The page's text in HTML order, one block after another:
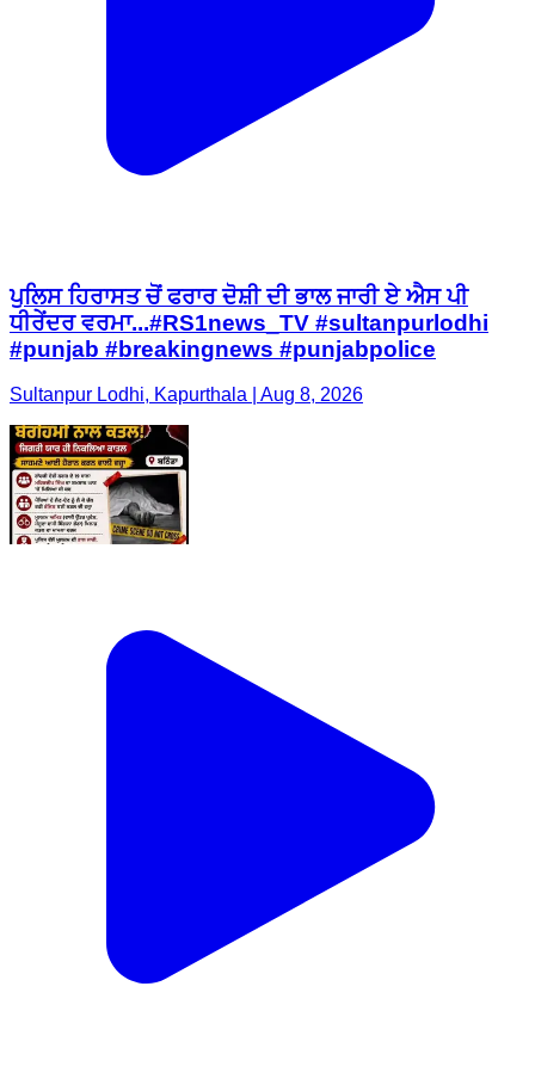
ਪੁਲਿਸ ਹਿਰਾਸਤ ਚੋਂ ਫਰਾਰ ਦੋਸ਼ੀ ਦੀ ਭਾਲ ਜਾਰੀ ਏ ਐਸ ਪੀ
ਧੀਰੇਂਦਰ ਵਰਮਾ...#RS1news_TV #sultanpurlodhi
#punjab #breakingnews #punjabpolice
Sultanpur Lodhi, Kapurthala | Aug 8, 2026